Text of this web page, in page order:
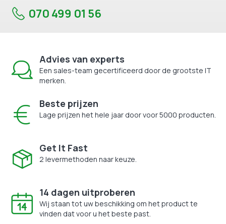
070 499 01 56
Advies van experts
Een sales-team gecertificeerd door de grootste IT
merken.
Beste prijzen
Lage prijzen het hele jaar door voor 5000 producten.
Get It Fast
2 levermethoden naar keuze.
14 dagen uitproberen
Wij staan tot uw beschikking om het product te
vinden dat voor u het beste past.